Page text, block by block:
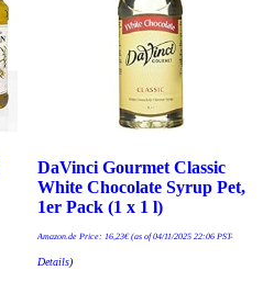
DaVinci Gourmet Classic
White Chocolate Syrup Pet,
1er Pack (1 x 1 l)
Amazon.de Price: 16,23€(as of 04/11/2025 22:06 PST-
Details)